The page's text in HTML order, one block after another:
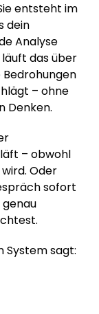
entsteht im
dein
Analyse
das über
Bedrohungen
– ohne
Denken.
– obwohl
Oder
sofort
System sagt: